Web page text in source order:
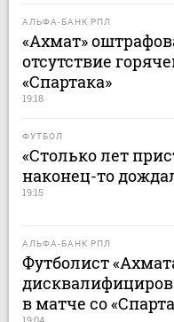
АЛЬФА-БАНК РПЛ
«Ахмат»
отсутствие
«Спартака»
19:18
ФУТБОЛ
«Столько лет
наконец-то
19:15
АЛЬФА-БАНК РПЛ
Футболист
в матче со